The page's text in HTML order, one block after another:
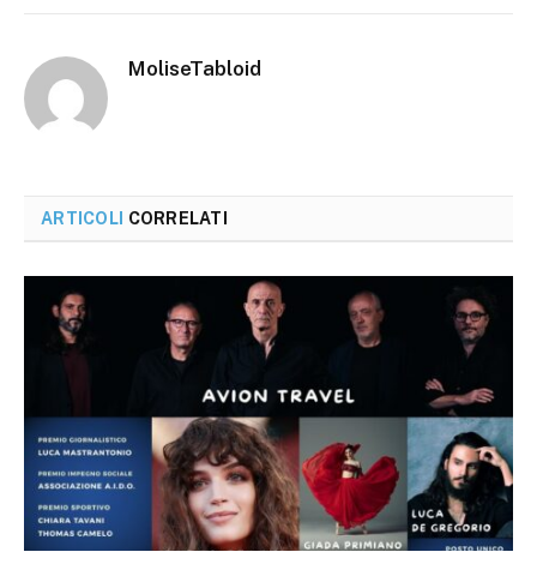
MoliseTabloid
ARTICOLI CORRELATI